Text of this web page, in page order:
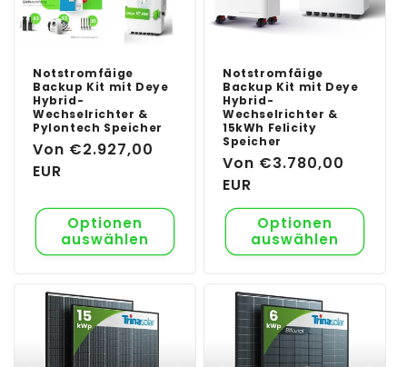
Notstromfäige
Backup Kit mit Deye
Hybrid-
Wechselrichter &
Pylontech Speicher
Normaler
Preis
Von €2.927,00
EUR
Optionen
auswählen
Notstromfäige
Backup Kit mit Deye
Hybrid-
Wechselrichter &
15kWh Felicity
Speicher
Normaler
Preis
Von €3.780,00
EUR
Optionen
auswählen